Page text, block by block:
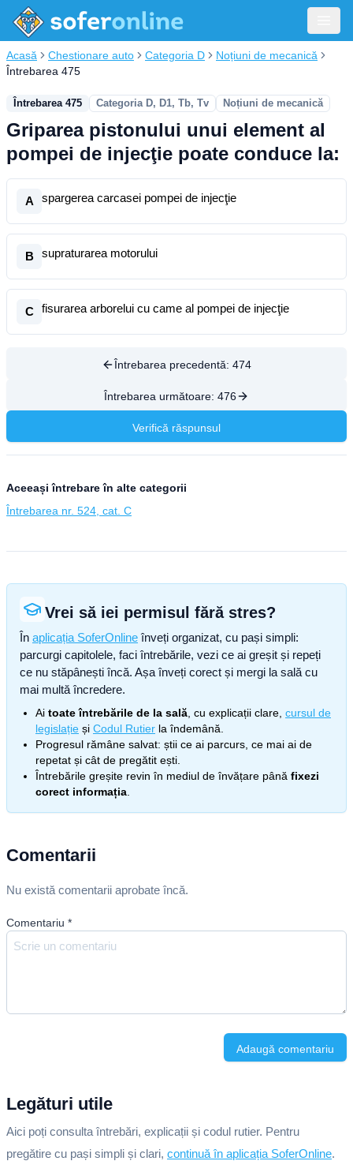
Acasă Chestionare auto Categoria D
Noțiuni de mecanică
Întrebarea 475
Întrebarea 475 Categoria D, D1, Tb, Tv Noțiuni de mecanică
Griparea pistonului unui element al
pompei de injecţie poate conduce la:
A spargerea carcasei pompei de injecţie
B supraturarea motorului
C fisurarea arborelui cu came al pompei de injecţie
Întrebarea precedentă: 474
Întrebarea următoare: 476
Verifică răspunsul
Aceeași întrebare în alte categorii
Întrebarea nr. 524, cat. C
Vrei să iei permisul fără stres?
În aplicația SoferOnline înveți organizat, cu pași simpli:
parcurgi capitolele, faci întrebările, vezi ce ai greșit și repeți
ce nu stăpânești încă. Așa înveți corect și mergi la sală cu
mai multă încredere.
Ai toate întrebările de la sală , cu explicații clare, cursul de
legislație și Codul Rutier la îndemână.
Progresul rămâne salvat: știi ce ai parcurs, ce mai ai de
repetat și cât de pregătit ești.
Întrebările greșite revin în mediul de învățare până fixezi
corect informația
Comentarii
Nu există comentarii aprobate încă.
Comentariu *
Adaugă comentariu
Legături utile
Aici poți consulta întrebări, explicații și codul rutier. Pentru
pregătire cu pași simpli și clari, continuă în aplicația SoferOnline.